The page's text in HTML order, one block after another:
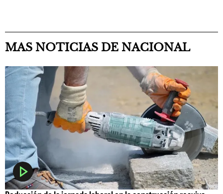
MAS NOTICIAS DE NACIONAL